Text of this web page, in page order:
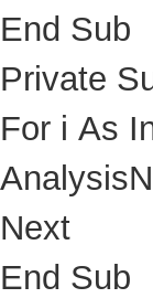
End Sub
Private
For i As
Next
End Sub